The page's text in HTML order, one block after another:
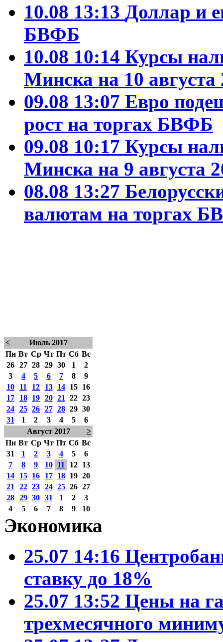
10.08 13:13 Доллар и
БВФБ
10.08 10:14 Курсы
Минска на 10 августа
09.08 13:07 Евро
рост на торгах БВФБ
09.08 10:17 Курсы
Минска на 9 августа
08.08 13:27
валютам на торгах
<
Июль 2017
Пн Вт Ср Чт Пт Сб Вс
26 27 28 29 30 1
2
3
4 5 6 7 8
9
10
11 12 13 14 15
16
17
18 19 20 21 22 23
24 25 26 27 28 29 30
31
1 2 3 4 5
6
Август 2017
>
Пн Вт Ср Чт Пт Сб Вс
31
1 2 3 4 5
6
7
8 9 10 11 12
13
14
15 16 17 18 19 20
21
22 23 24 25 26 27
28 29 30 31 1 2
3
4
5 6 7 8 9 10
Экономика
25.07 14:16
ставку до 18%
25.07 13:52 Цены на
трехмесячного